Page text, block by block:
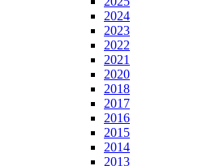
2024
2023
2022
2021
2020
2018
2017
2016
2015
2014
2013